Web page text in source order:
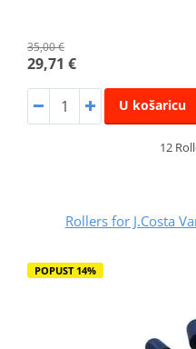
35,00 €
29,71 €
U košaricu
12
Rollers for J.Costa
POPUST 14%